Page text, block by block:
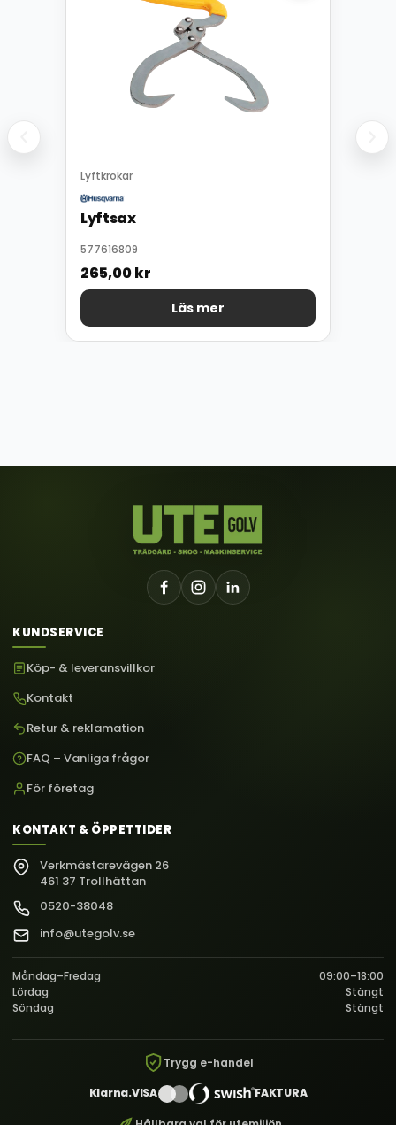
Lyftkrokar
Lyftsax
577616809
265,00kr
Läs mer
KUNDSERVICE
Köp- & leveransvillkor
Kontakt
Retur & reklamation
FAQ – Vanliga frågor
För företag
KONTAKT & ÖPPETTIDER
Verkmästarevägen 26
461 37 Trollhättan
0520-38048
info@utegolv.se
Måndag–Fredag
09:00–18:00
Lördag
Stängt
Söndag
Stängt
Trygg e-handel
Klarna.VISA FAKTURA